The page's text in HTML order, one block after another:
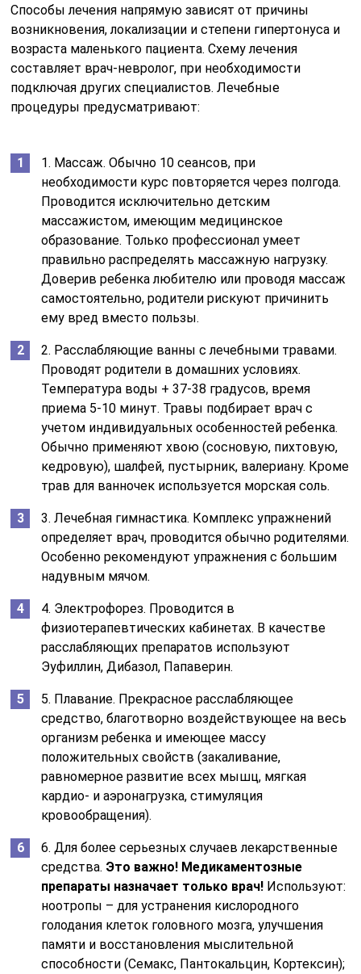
Способы лечения напрямую зависят от причины
возникновения, локализации и степени гипертонуса и
возраста маленького пациента. Схему лечения
составляет врач-невролог, при необходимости
подключая других специалистов. Лечебные
процедуры предусматривают:
1. Массаж. Обычно 10 сеансов, при
необходимости курс повторяется через полгода.
Проводится исключительно детским
массажистом, имеющим медицинское
образование. Только профессионал умеет
правильно распределять массажную нагрузку.
Доверив ребенка любителю или проводя массаж
самостоятельно, родители рискуют причинить
ему вред вместо пользы.
2. Расслабляющие ванны с лечебными травами.
Проводят родители в домашних условиях.
Температура воды + 37-38 градусов, время
приема 5-10 минут. Травы подбирает врач с
учетом индивидуальных особенностей ребенка.
Обычно применяют хвою (сосновую, пихтовую,
кедровую), шалфей, пустырник, валериану. Кроме
трав для ванночек используется морская соль.
3. Лечебная гимнастика. Комплекс упражнений
определяет врач, проводится обычно родителями.
Особенно рекомендуют упражнения с большим
надувным мячом.
4. Электрофорез. Проводится в
физиотерапевтических кабинетах. В качестве
расслабляющих препаратов используют
Эуфиллин, Дибазол, Папаверин.
5. Плавание. Прекрасное расслабляющее
средство, благотворно воздействующее на весь
организм ребенка и имеющее массу
положительных свойств (закаливание,
равномерное развитие всех мышц, мягкая
кардио- и аэронагрузка, стимуляция
кровообращения).
6. Для более серьезных случаев лекарственные
средства. Это важно! Медикаментозные
препараты назначает только врач! Используют:
ноотропы – для устранения кислородного
голодания клеток головного мозга, улучшения
памяти и восстановления мыслительной
способности (Семакс, Пантокальцин, Кортексин);